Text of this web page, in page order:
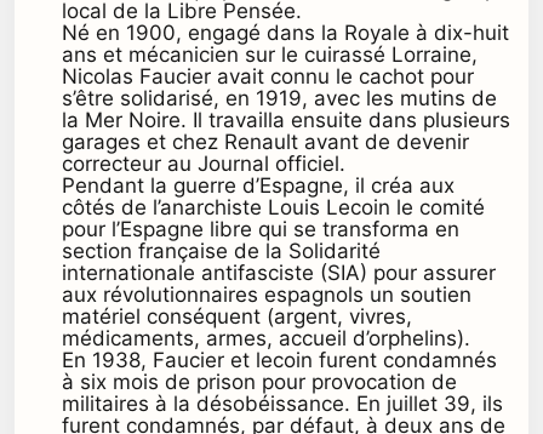
local de la Libre Pensée.
Né en 1900, engagé dans la Royale à dix-huit
ans et mécanicien sur le cuirassé Lorraine,
Nicolas Faucier avait connu le cachot pour
s’être solidarisé, en 1919, avec les mutins de
la Mer Noire. Il travailla ensuite dans plusieurs
garages et chez Renault avant de devenir
correcteur au Journal officiel.
Pendant la guerre d’Espagne, il créa aux
côtés de l’anarchiste Louis Lecoin le comité
pour l’Espagne libre qui se transforma en
section française de la Solidarité
internationale antifasciste (SIA) pour assurer
aux révolutionnaires espagnols un soutien
matériel conséquent (argent, vivres,
médicaments, armes, accueil d’orphelins).
En 1938, Faucier et lecoin furent condamnés
à six mois de prison pour provocation de
militaires à la désobéissance. En juillet 39, ils
furent condamnés, par défaut, à deux ans de